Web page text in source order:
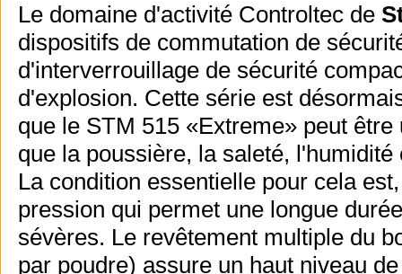
Le domaine d'activité Controltec de
dispositifs de commutation de
d'interverrouillage de sécurité
d'explosion. Cette série est
que le STM 515 «Extreme» peut
que la poussière, la saleté,
La condition essentielle pour cela
pression qui permet une longue
sévères. Le revêtement multiple du
par poudre) assure un haut niveau